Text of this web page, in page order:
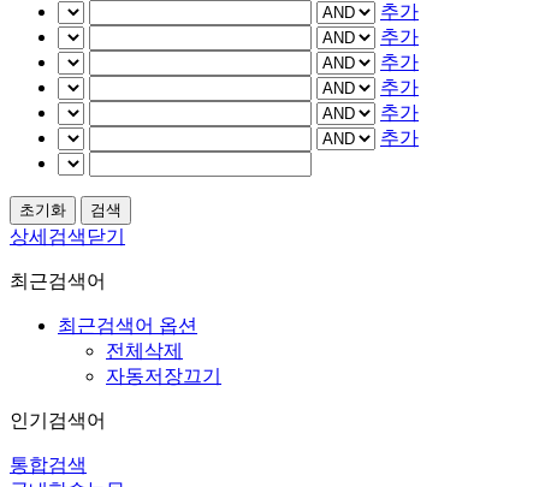
추가
추가
추가
추가
추가
추가
상세검색닫기
최근검색어
최근검색어 옵션
전체삭제
자동저장끄기
인기검색어
통합검색